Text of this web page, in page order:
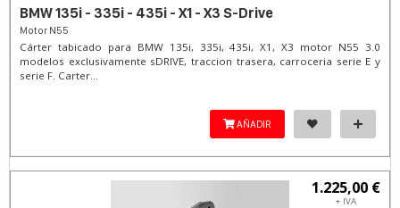
BMW 135i - 335i - 435i - X1 - X3 S-Drive
Motor N55
Cárter tabicado para BMW 135i, 335i, 435i, X1, X3 motor N55 3.0
modelos exclusivamente sDRIVE, traccion trasera, carroceria serie E y
serie F. Carter...
AÑADIR
1.225,00 €
+ IVA